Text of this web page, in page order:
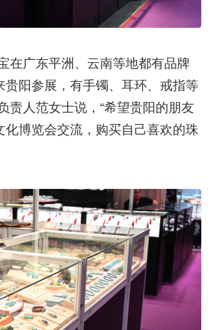
广东平洲、云南等地都有品牌
贵阳参展，有手镯、耳环、戒指等
责人范女士说，“希望贵阳的朋友
化博览会交流，购买自己喜欢的珠